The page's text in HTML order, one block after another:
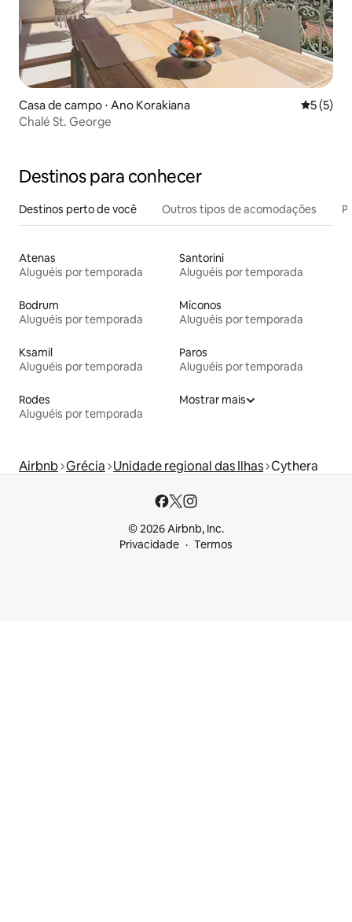
Casa de campo ⋅ Ano Korakiana 5 de
5 (5)
Chalé St. George
Destinos para conhecer
Destinos perto de você Outros tipos de acomodações
Atenas
Aluguéis por temporada
Santorini
Aluguéis por temporada
Bodrum
Aluguéis por temporada
Míconos
Aluguéis por temporada
Ksamil
Aluguéis por temporada
Paros
Aluguéis por temporada
Rodes
Aluguéis por temporada
Mostrar mais
Airbnb Grécia Unidade regional das Ilhas Cythera
© 2026 Airbnb, Inc.
Privacidade
Termos